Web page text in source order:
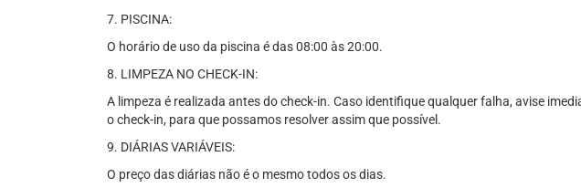
7. PISCINA:
O horário de uso da piscina é das 08:00 às 20:00.
8. LIMPEZA NO CHECK-IN:
A limpeza é realizada antes do check-in. Caso identifique qualquer falha, avise
o check-in, para que possamos resolver assim que possível.
9. DIÁRIAS VARIÁVEIS:
O preço das diárias não é o mesmo todos os dias.